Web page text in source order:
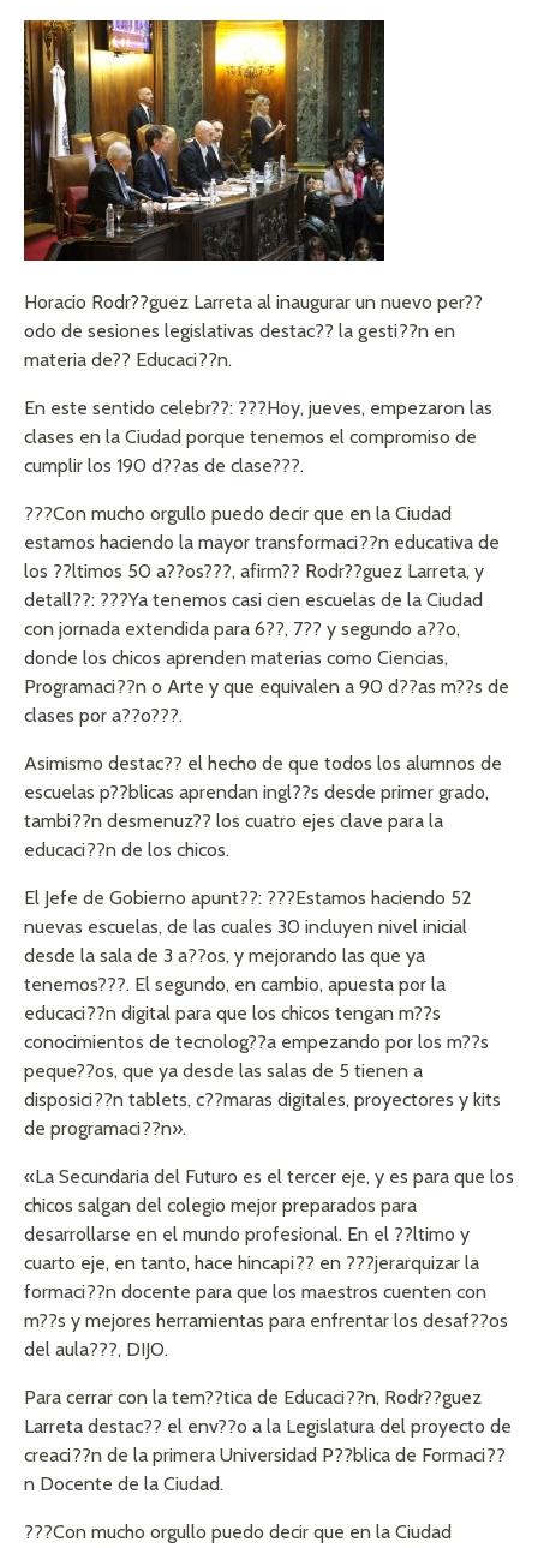
Horacio Rodr??guez Larreta al inaugurar un nuevo per??
odo de sesiones legislativas destac?? la gesti??n en
materia de?? Educaci??n.
En este sentido celebr??: ???Hoy, jueves, empezaron las
clases en la Ciudad porque tenemos el compromiso de
cumplir los 190 d??as de clase???.
???Con mucho orgullo puedo decir que en la Ciudad
estamos haciendo la mayor transformaci??n educativa de
los ??ltimos 50 a??os???, afirm?? Rodr??guez Larreta, y
detall??: ???Ya tenemos casi cien escuelas de la Ciudad
con jornada extendida para 6??, 7?? y segundo a??o,
donde los chicos aprenden materias como Ciencias,
Programaci??n o Arte y que equivalen a 90 d??as m??s de
clases por a??o???.
Asimismo destac?? el hecho de que todos los alumnos de
escuelas p??blicas aprendan ingl??s desde primer grado,
tambi??n desmenuz?? los cuatro ejes clave para la
educaci??n de los chicos.
El Jefe de Gobierno apunt??: ???Estamos haciendo 52
nuevas escuelas, de las cuales 30 incluyen nivel inicial
desde la sala de 3 a??os, y mejorando las que ya
tenemos???. El segundo, en cambio, apuesta por la
educaci??n digital para que los chicos tengan m??s
conocimientos de tecnolog??a empezando por los m??s
peque??os, que ya desde las salas de 5 tienen a
disposici??n tablets, c??maras digitales, proyectores y kits
de programaci??n».
«La Secundaria del Futuro es el tercer eje, y es para que los
chicos salgan del colegio mejor preparados para
desarrollarse en el mundo profesional. En el ??ltimo y
cuarto eje, en tanto, hace hincapi?? en ???jerarquizar la
formaci??n docente para que los maestros cuenten con
m??s y mejores herramientas para enfrentar los desaf??os
del aula???, DIJO.
Para cerrar con la tem??tica de Educaci??n, Rodr??guez
Larreta destac?? el env??o a la Legislatura del proyecto de
creaci??n de la primera Universidad P??blica de Formaci??
n Docente de la Ciudad.
???Con mucho orgullo puedo decir que en la Ciudad